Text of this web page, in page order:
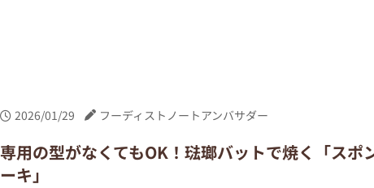
2026/01/29 フーディストノートアンバサダー
専用の型がなくてもOK！琺瑯バットで焼く「スポ
ーキ」